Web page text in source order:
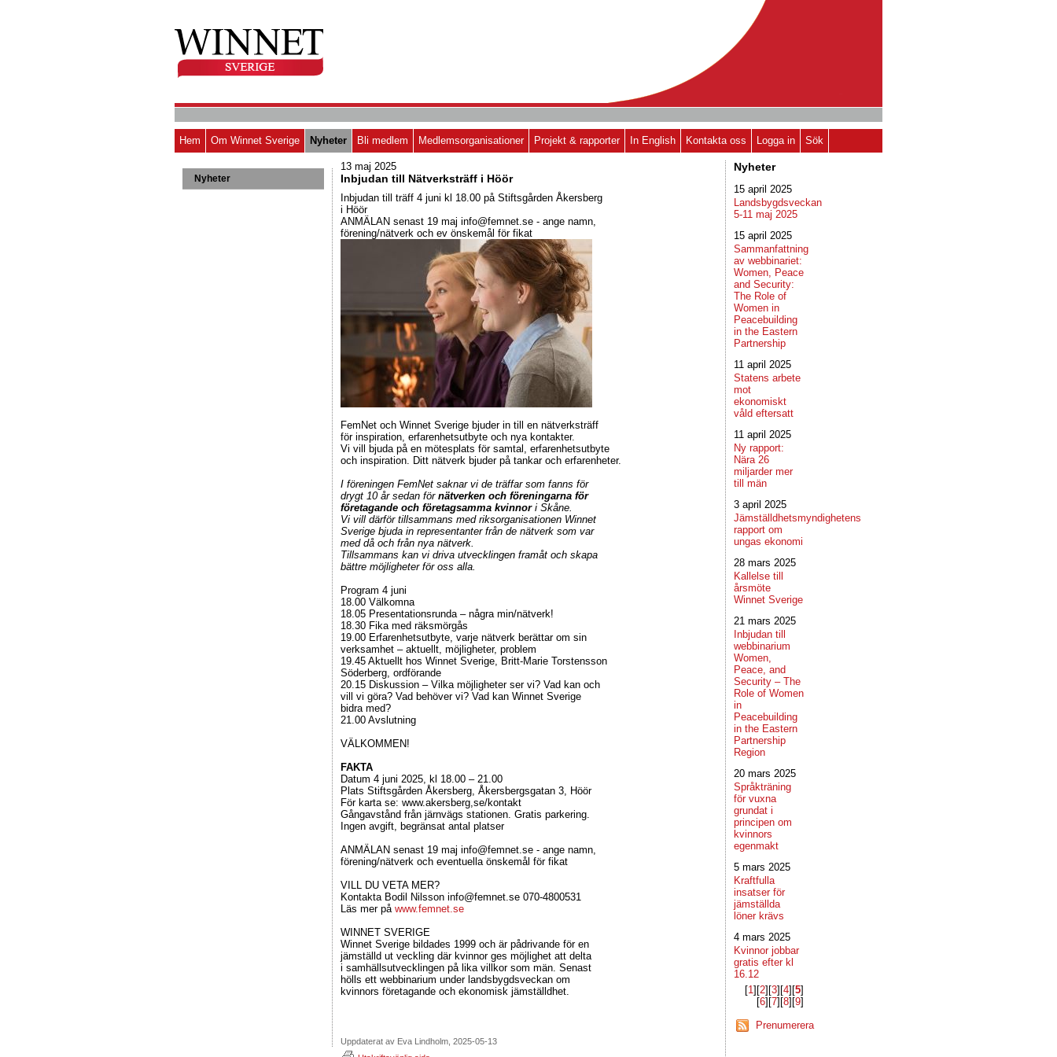
Hem Om Winnet Sverige Nyheter Bli medlem Medlemsorganisationer Projekt & rapporter In English Kontakta oss Logga in Sök
Nyheter
13 maj 2025
Inbjudan till Nätverksträff i Höör
Inbjudan till träff 4 juni kl 18.00 på Stiftsgården Åkersberg
i Höör
ANMÄLAN senast 19 maj info@femnet.se - ange namn,
förening/nätverk och ev önskemål för fikat
FemNet och Winnet Sverige bjuder in till en nätverksträff
för inspiration, erfarenhetsutbyte och nya kontakter.
Vi vill bjuda på en mötesplats för samtal, erfarenhetsutbyte
och inspiration. Ditt nätverk bjuder på tankar och erfarenheter.
I föreningen FemNet saknar vi de träffar som fanns för
drygt 10 år sedan för nätverken och föreningarna för
företagande och företagsamma kvinnori Skåne.
Vi vill därför tillsammans med riksorganisationen Winnet
Sverige bjuda in representanter från de nätverk som var
med då och från nya nätverk.
Tillsammans kan vi driva utvecklingen framåt och skapa
bättre möjligheter för oss alla.
Program 4 juni
18.00 Välkomna
18.05 Presentationsrunda – några min/nätverk!
18.30 Fika med räksmörgås
19.00 Erfarenhetsutbyte, varje nätverk berättar om sin
verksamhet – aktuellt, möjligheter, problem
19.45 Aktuellt hos Winnet Sverige, Britt-Marie Torstensson
Söderberg, ordförande
20.15 Diskussion – Vilka möjligheter ser vi? Vad kan och
vill vi göra? Vad behöver vi? Vad kan Winnet Sverige
bidra med?
21.00 Avslutning
VÄLKOMMEN!
FAKTA
Datum 4 juni 2025, kl 18.00 – 21.00
Plats Stiftsgården Åkersberg, Åkersbergsgatan 3, Höör
För karta se: www.akersberg,se/kontakt
Gångavstånd från järnvägs stationen. Gratis parkering.
Ingen avgift, begränsat antal platser
ANMÄLAN senast 19 maj info@femnet.se - ange namn,
förening/nätverk och eventuella önskemål för fikat
VILL DU VETA MER?
Kontakta Bodil Nilsson info@femnet.se 070-4800531
Läs mer på www.femnet.se
WINNET SVERIGE
Winnet Sverige bildades 1999 och är pådrivande för en
jämställd ut veckling där kvinnor ges möjlighet att delta
i samhällsutvecklingen på lika villkor som män. Senast
hölls ett webbinarium under landsbygdsveckan om
kvinnors företagande och ekonomisk jämställdhet.
Uppdaterat av Eva Lindholm, 2025-05-13
Nyheter
15 april 2025
Landsbygdsveckan
5-11 maj 2025
15 april 2025
Sammanfattning
av webbinariet:
Women, Peace
and Security:
The Role of
Women in
Peacebuilding
in the Eastern
Partnership
11 april 2025
Statens arbete
mot
ekonomiskt
våld eftersatt
11 april 2025
Ny rapport:
Nära 26
miljarder mer
till män
3 april 2025
Jämställdhetsmyndighetens
rapport om
ungas ekonomi
28 mars 2025
Kallelse till
årsmöte
Winnet Sverige
21 mars 2025
Inbjudan till
webbinarium
Women,
Peace, and
Security – The
Role of Women
in
Peacebuilding
in the Eastern
Partnership
Region
20 mars 2025
Språkträning
för vuxna
grundat i
principen om
kvinnors
egenmakt
5 mars 2025
Kraftfulla
insatser för
jämställda
löner krävs
4 mars 2025
Kvinnor jobbar
gratis efter kl
16.12
[1]​[2]​[3]​[4]​[5]​
[6]​[7]​[8]​[9]​
Prenumerera